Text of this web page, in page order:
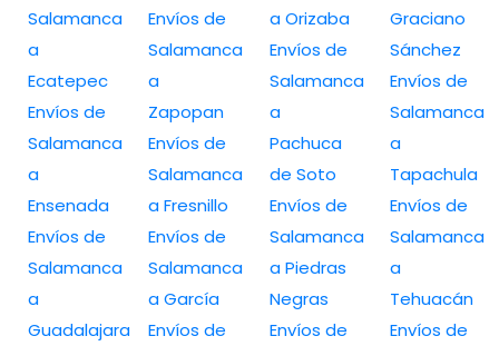
Salamanca
a
Ecatepec
Envíos de
Salamanca
a
Ensenada
Envíos de
Salamanca
a
Guadalajara
Envíos de
Salamanca
a
Zapopan
Envíos de
Salamanca
a Fresnillo
Envíos de
Salamanca
a García
Envíos de
a Orizaba
Envíos de
Salamanca
a
Pachuca
de Soto
Envíos de
Salamanca
a Piedras
Negras
Envíos de
Graciano
Sánchez
Envíos de
Salamanca
a
Tapachula
Envíos de
Salamanca
a
Tehuacán
Envíos de